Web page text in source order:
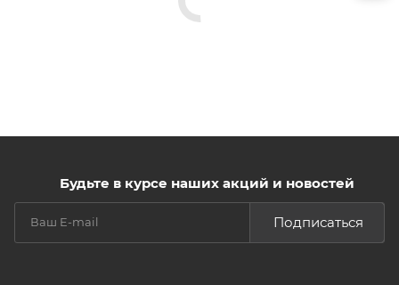
Будьте в курсе наших акций и новостей
Подписаться